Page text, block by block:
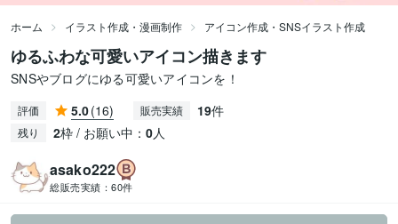
ホーム イラスト作成・漫画制作 アイコン作成・SNSイラスト作成
ゆるふわな可愛いアイコン描きます
SNSやブログにゆる可愛いアイコンを！
評価 5.0(16) 販売実績 19件
残り 2枠 / お願い中： 0人
asako222
総販売実績： 60件